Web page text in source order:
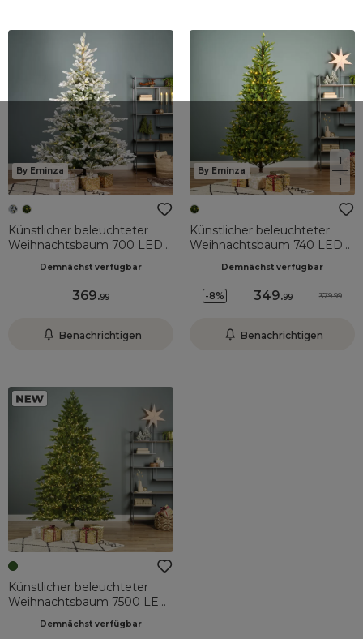
1
1
By Eminza
Künstlicher beleuchteter
Weihnachtsbaum 700 LED
verschneitDemnächst verfügbar
369.99
Benachrichtigen
By Eminza
Künstlicher beleuchteter
Weihnachtsbaum 740 LED
Demnächst verfügbar
-8% 349.99 379.99
Benachrichtigen
Künstlicher beleuchteter
Weihnachtsbaum 7500 LED
Nordmann Grün
Demnächst verfügbar